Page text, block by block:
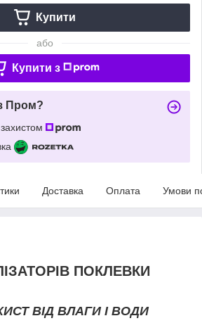
Купити
або
Купити з
Пром?
Доставка Оплата Умови
ПОКЛЕВКИ
ВІД ВЛАГИ І ВОДИ